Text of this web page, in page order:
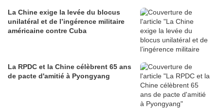
La Chine exige la levée du blocus
unilatéral et de l’ingérence militaire
américaine contre Cuba
La RPDC et la Chine célèbrent 65 ans
de pacte d'amitié à Pyongyang